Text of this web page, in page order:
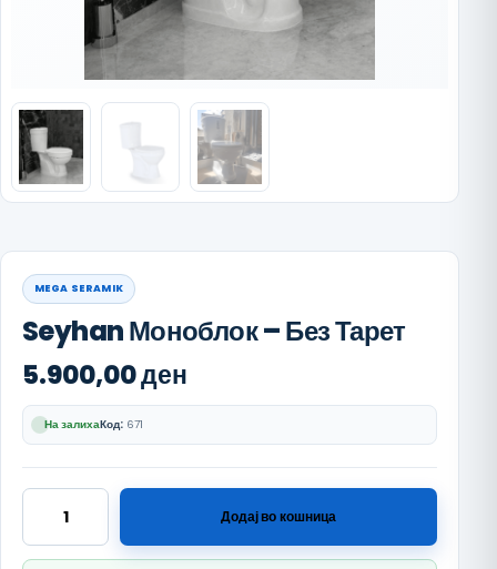
MEGA SERAMIK
Seyhan Моноблок – Без Тарет
5.900,00ден
На залихаКод: 671
Seyhan Моноблок - Без Тарет количина
Додај во кошница